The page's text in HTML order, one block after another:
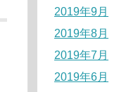
2019年9月
2019年8月
2019年7月
2019年6月